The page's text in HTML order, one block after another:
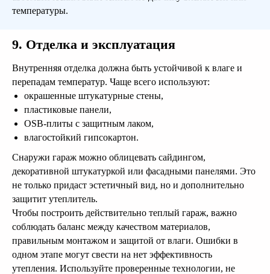
температуры.
9. Отделка и эксплуатация
Внутренняя отделка должна быть устойчивой к влаге и
перепадам температур. Чаще всего используют:
окрашенные штукатурные стены,
пластиковые панели,
OSB-плиты с защитным лаком,
влагостойкий гипсокартон.
Снаружи гараж можно облицевать сайдингом,
декоративной штукатуркой или фасадными панелями. Это
не только придаст эстетичный вид, но и дополнительно
защитит утеплитель.
Чтобы построить действительно теплый гараж, важно
соблюдать баланс между качеством материалов,
правильным монтажом и защитой от влаги. Ошибки в
одном этапе могут свести на нет эффективность
утепления. Используйте проверенные технологии, не
Купить проект дома
Готовые проекты от
25 000 рублей
Мы предлагаем готовую проектную
документацию, архитектурный и
конструктивный
разделы. Вы экономите деньги и время.